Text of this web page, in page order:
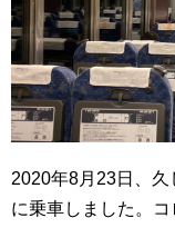
2020年8月23日、
に乗車しました。